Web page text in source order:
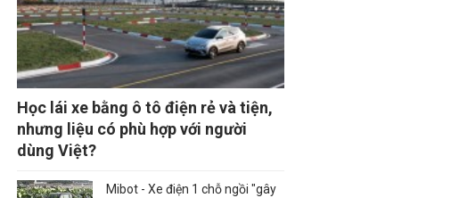
Học lái xe bằng ô tô điện rẻ và tiện,
nhưng liệu có phù hợp với người
dùng Việt?
Mibot - Xe điện 1 chỗ ngồi "gây